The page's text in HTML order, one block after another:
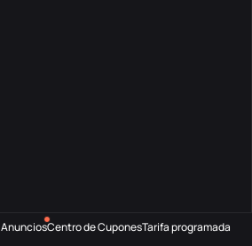
AnunciosCentro de CuponesTarifa programada